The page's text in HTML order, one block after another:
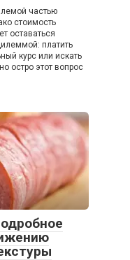
частью
стоимость
оставаться
платить
курс или искать
остро этот вопрос